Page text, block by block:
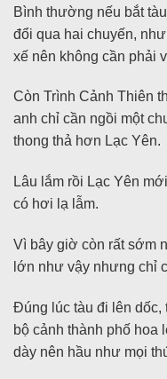
Bình thường nếu bắt
đổi qua hai chuyến,
xế nên không cần phải
Còn Trình Cảnh Thiên
anh chỉ cần ngồi một
thong thả hơn Lạc Yên.
Lâu lắm rồi Lạc Yên
có hơi lạ lẫm.
Vì bây giờ còn rất sớm
lớn như vậy nhưng chỉ
Đúng lúc tàu đi lên dốc,
bộ cảnh thành phố hoa
dày nên hầu như mọi